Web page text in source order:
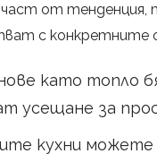
от
с
като топло
усещане за
кухни